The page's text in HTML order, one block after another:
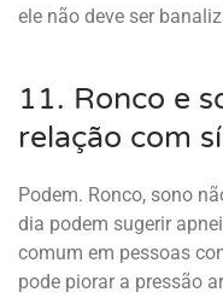
ele não deve ser
11. Ronco e
relação com
Podem. Ronco, sono
dia podem sugerir
comum em pessoas
pode piorar a pressão